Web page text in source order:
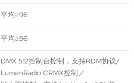
平均≥96
平均≥96
DMX 512控制台控制，支持RDM协议/
LumenRadio CRMX控制／